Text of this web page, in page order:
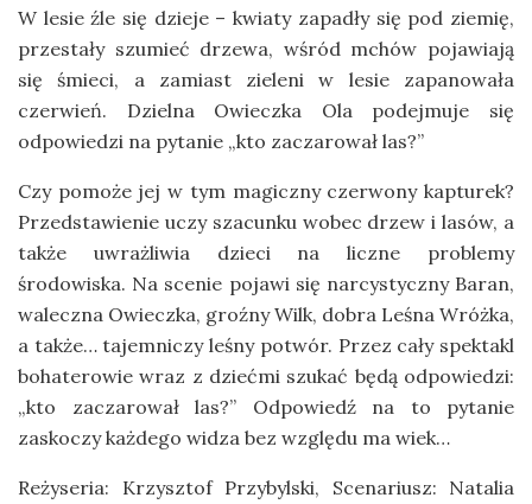
W lesie źle się dzieje – kwiaty zapadły się pod ziemię,
przestały szumieć drzewa, wśród mchów pojawiają
się śmieci, a zamiast zieleni w lesie zapanowała
czerwień. Dzielna Owieczka Ola podejmuje się
odpowiedzi na pytanie „kto zaczarował las?”
Czy pomoże jej w tym magiczny czerwony kapturek?
Przedstawienie uczy szacunku wobec drzew i lasów, a
także uwrażliwia dzieci na liczne problemy
środowiska. Na scenie pojawi się narcystyczny Baran,
waleczna Owieczka, groźny Wilk, dobra Leśna Wróżka,
a także… tajemniczy leśny potwór. Przez cały spektakl
bohaterowie wraz z dziećmi szukać będą odpowiedzi:
„kto zaczarował las?” Odpowiedź na to pytanie
zaskoczy każdego widza bez względu ma wiek…
Reżyseria: Krzysztof Przybylski, Scenariusz: Natalia